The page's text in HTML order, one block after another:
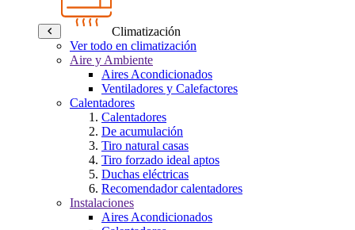
Climatización
Ver todo en climatización
Aire y Ambiente
Aires Acondicionados
Ventiladores y Calefactores
Calentadores
Calentadores
De acumulación
Tiro natural casas
Tiro forzado ideal aptos
Duchas eléctricas
Recomendador calentadores
Instalaciones
Aires Acondicionados